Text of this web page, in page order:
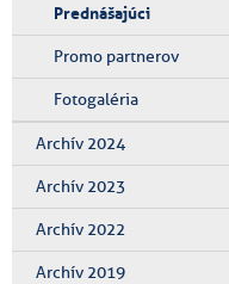
Prednášajúci
Promo partnerov
Fotogaléria
Archív 2024
Archív 2023
Archív 2022
Archív 2019